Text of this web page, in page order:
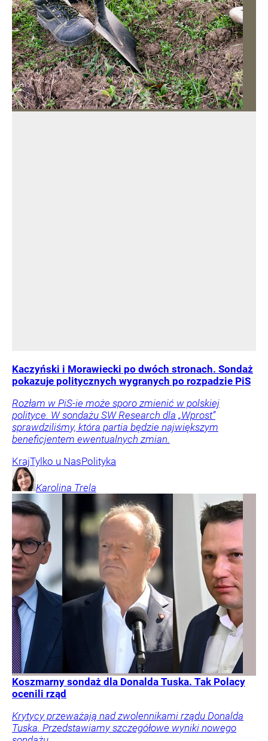
Kaczyński i Morawiecki po dwóch stronach. Sondaż
pokazuje politycznych wygranych po rozpadzie PiS
Rozłam w PiS-ie może sporo zmienić w polskiej
polityce. W sondażu SW Research dla „Wprost”
sprawdziliśmy, która partia będzie największym
beneficjentem ewentualnych zmian.
KrajTylko u NasPolityka
Karolina Trela
Koszmarny sondaż dla Donalda Tuska. Tak Polacy
ocenili rząd
Krytycy przeważają nad zwolennikami rządu Donalda
Tuska. Przedstawiamy szczegółowe wyniki nowego